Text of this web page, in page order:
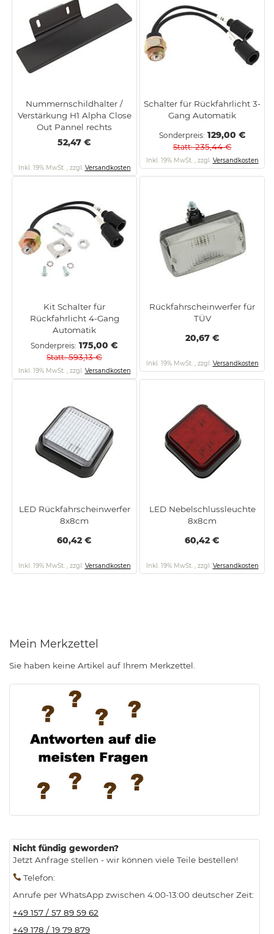
Nummernschildhalter /
Verstärkung H1 Alpha Close
Out Pannel rechts
52,47 €
Inkl. 19% MwSt. , zzgl. Versandkosten
Schalter für Rückfahrlicht 3-
Gang Automatik
Sonderpreis 129,00 €
Statt 235,44 €
Inkl. 19% MwSt. , zzgl. Versandkosten
Kit Schalter für
Rückfahrlicht 4-Gang
Automatik
Sonderpreis 175,00 €
Statt 593,13 €
Inkl. 19% MwSt. , zzgl. Versandkosten
Rückfahrscheinwerfer für
TÜV
20,67 €
Inkl. 19% MwSt. , zzgl. Versandkosten
LED Rückfahrscheinwerfer
8x8cm
60,42 €
Inkl. 19% MwSt. , zzgl. Versandkosten
LED Nebelschlussleuchte
8x8cm
60,42 €
Inkl. 19% MwSt. , zzgl. Versandkosten
Mein Merkzettel
Sie haben keine Artikel auf Ihrem Merkzettel.
Nicht fündig geworden?
Jetzt Anfrage stellen - wir können viele Teile bestellen!
Telefon:
Anrufe per WhatsApp zwischen 4:00-13:00 deutscher Zeit:
+49 157 / 57 89 59 62
+49 178 / 19 79 879